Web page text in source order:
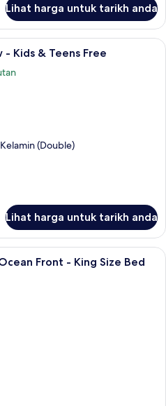
Lihat harga untuk tarikh anda
Superior Deluxe Ocean View - Kids
Kids & Teens Free
(Double)
Lihat harga untuk tarikh anda
Peralatan tempat tidur premium,
Front - King Size Bed